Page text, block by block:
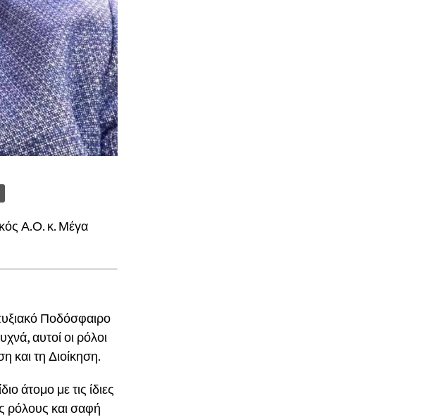
Α.Ο. κ. Μέγα
Ποδόσφαιρο
αυτοί οι ρόλοι
και τη Διοίκηση.
άτομο με τις ίδιες
ρόλους και σαφή